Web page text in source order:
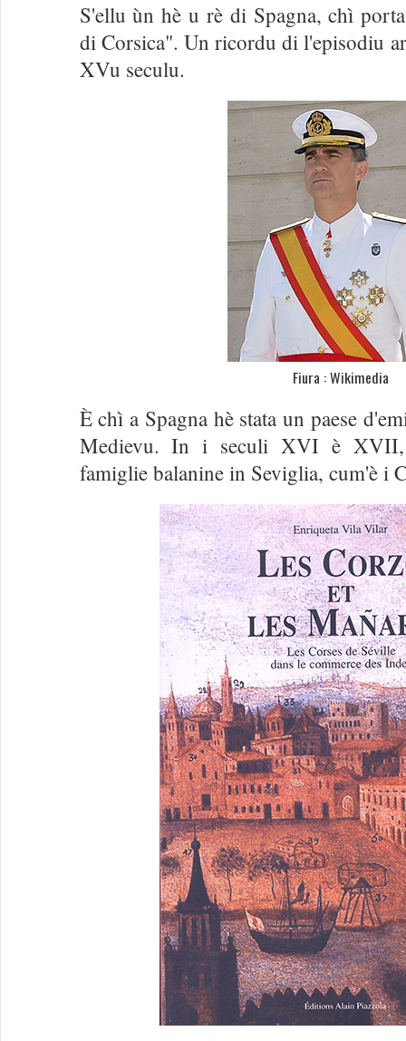
S'ellu ùn hè u rè di Spagna, chì
di Corsica". Un ricordu di l'episodiu
XVu seculu.
Fiura : Wikimedia
È chì a Spagna hè stata un paese
Medievu. In i seculi XVI è XVII,
famiglie balanine in Seviglia, cum'è i